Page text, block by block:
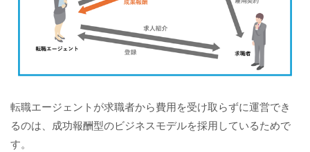
転職エージェントが求職者から費用を受け取らずに運営でき
るのは、成功報酬型のビジネスモデルを採用しているためで
す。